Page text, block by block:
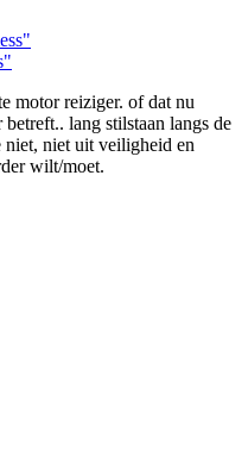
motor reiziger. of dat nu
lang stilstaan langs de
niet uit veiligheid en
wilt/moet.